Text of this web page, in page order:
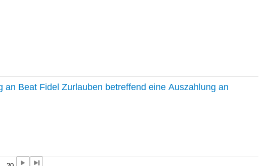
Beat Fidel Zurlauben betreffend eine Auszahlung an